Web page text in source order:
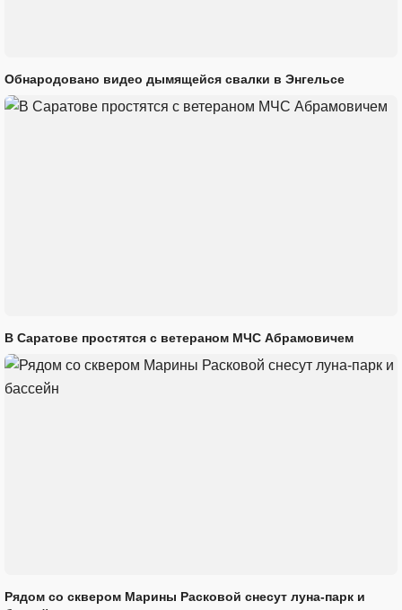
Обнародовано видео дымящейся свалки в Энгельсе
В Саратове простятся с ветераном МЧС Абрамовичем
Рядом со сквером Марины Расковой снесут луна-парк и